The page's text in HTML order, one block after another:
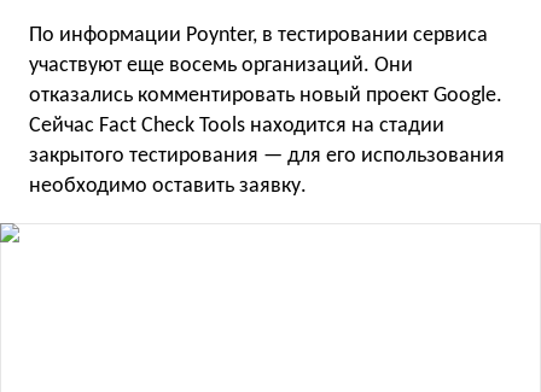
По информации Poynter, в тестировании сервиса
участвуют еще восемь организаций. Они
отказались комментировать новый проект Google.
Сейчас Fact Check Tools находится на стадии
закрытого тестирования — для его использования
необходимо оставить заявку.